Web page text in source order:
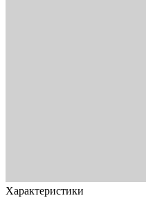
Характеристики